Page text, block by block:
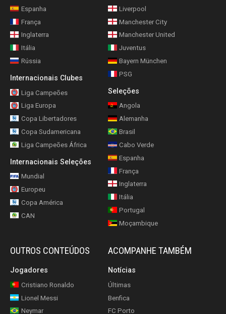
Espanha
França
Inglaterra
Itália
Rússia
Internacionais Clubes
Liga Campeões
Liga Europa
Copa Libertadores
Copa Sudamericana
Liga Campeões África
Internacionais Seleções
Mundial
Europeu
Copa América
CAN
Liverpool
Manchester City
Manchester United
Juventus
Bayern München
PSG
Seleções
Angola
Alemanha
Brasil
Cabo Verde
Espanha
França
Inglaterra
Itália
Portugal
Moçambique
OUTROS CONTEÚDOS
Jogadores
Cristiano Ronaldo
Lionel Messi
Neymar
ACOMPANHE TAMBÉM
Notícias
Últimas
Benfica
FC Porto